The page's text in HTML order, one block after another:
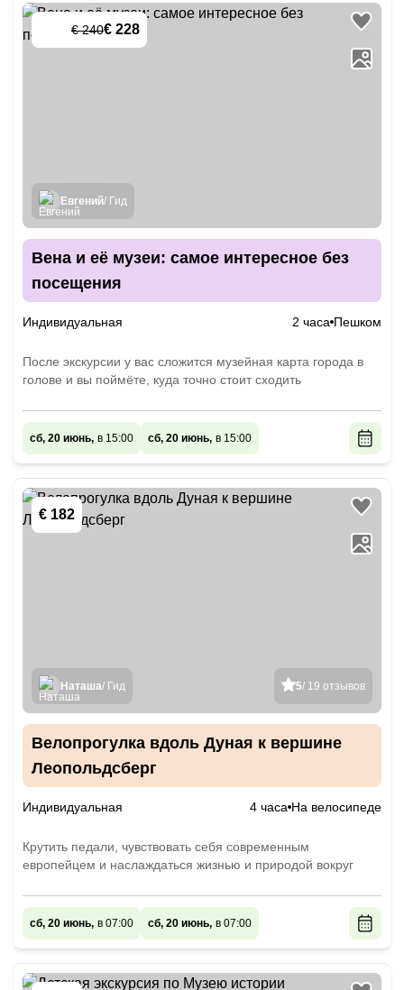
€ 240€ 228
Евгений/ Гид
Вена и её музеи: самое интересное без
посещения
Индивидуальная 2 часа Пешком
После экскурсии у вас сложится музейная карта города в
голове и вы поймёте, куда точно стоит сходить
сб, 20 июнь, в 15:00 сб, 20 июнь, в 15:00
€ 182
5/ 19 отзывов
Наташа/ Гид
Велопрогулка вдоль Дуная к вершине
Леопольдсберг
Индивидуальная 4 часа На велосипеде
Крутить педали, чувствовать себя современным
европейцем и наслаждаться жизнью и природой вокруг
сб, 20 июнь, в 07:00 сб, 20 июнь, в 07:00